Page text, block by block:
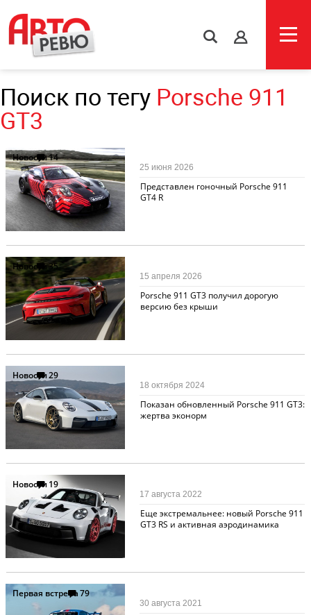
s
Поиск по тегу Porsche 911
GT3
Новости14
Представлен гоночный Porsche 911
GT4 R
25 июня 2026
Новости35
Porsche 911 GT3 получил дорогую
версию без крыши
15 апреля 2026
Новости29
Показан обновленный Porsche 911 GT3:
жертва эконорм
18 октября 2024
Новости19
Еще экстремальнее: новый Porsche 911
GT3 RS и активная аэродинамика
17 августа 2022
Первая встреча79
30 августа 2021